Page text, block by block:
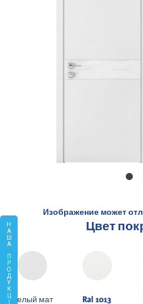
Н
А
А
П
Р
О
Д
У
К
Изображение может
Цвет
Белый мат Ral 1013